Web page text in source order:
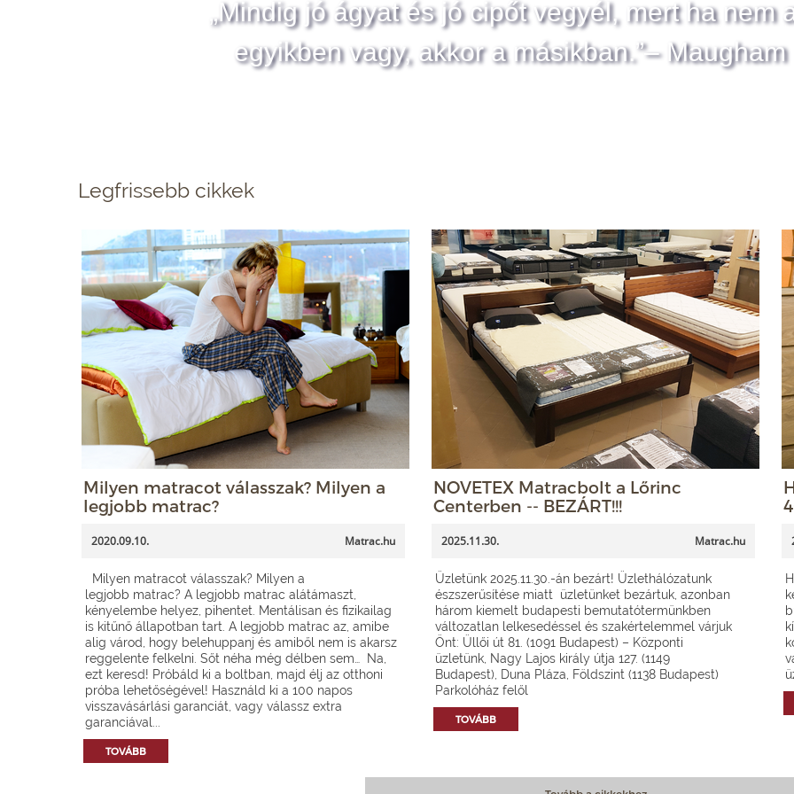
„Mindig jó ágyat és jó cipőt vegyél, mert ha nem
egyikben vagy, akkor a másikban.”– Maugham
Legfrissebb cikkek
Milyen matracot válasszak? Milyen a
legjobb matrac?
2020.09.10. Matrac.hu
Milyen matracot válasszak? Milyen a
legjobb matrac? A legjobb matrac alátámaszt,
kényelembe helyez, pihentet. Mentálisan és fizikailag
is kitűnő állapotban tart. A legjobb matrac az, amibe
alig várod, hogy belehuppanj és amiből nem is akarsz
reggelente felkelni. Sőt néha még délben sem… Na,
ezt keresd! Próbáld ki a boltban, majd élj az otthoni
próba lehetőségével! Használd ki a 100 napos
visszavásárlási garanciát, vagy válassz extra
garanciával...
TOVÁBB
NOVETEX Matracbolt a Lőrinc
Centerben -- BEZÁRT!!!
2025.11.30. Matrac.hu
Üzletünk 2025.11.30.-án bezárt! Üzlethálózatunk
észszerűsítése miatt üzletünket bezártuk, azonban
három kiemelt budapesti bemutatótermünkben
változatlan lelkesedéssel és szakértelemmel várjuk
Önt: Üllői út 81. (1091 Budapest) – Központi
üzletünk, Nagy Lajos király útja 127. (1149
Budapest), Duna Pláza, Földszint (1138 Budapest)
Parkolóház felől
TOVÁBB